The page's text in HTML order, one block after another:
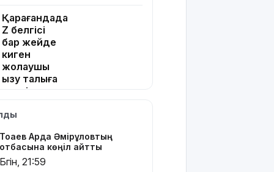
Қарағандада
Z белгісі
бар жейде
киген
жолаушы
қызу талқыға
түсті
Президент
Қазақстан
облысының
90
Тоқаев Ардақ Әмірқұловтың
отбасына көңіл айтты
Бүгін, 21:59